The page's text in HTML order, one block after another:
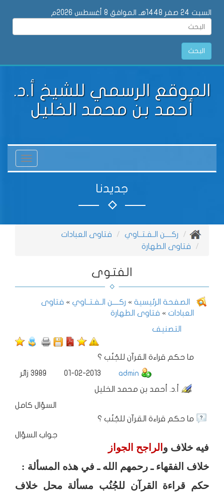
السبت 24 صفر 1448هـ الموافق 8 أغسطس 2026م
البحث
الموقع الرسمي للشيخ أ.د.
أحمد بن محمد الخليل
Toggle
جديدنا
ركــــن الـفـتــاوي
فتاوى العبادات
فتاوى الطهارة
الفتوى
الصفحة الرئيسية » ركــــن الـفـتــاوي » فتاوى
العبادات » فتاوى الطهارة
التصنيف
ما حكم قراءة القرآن للجُنُب ؟
3989 زائر 01-02-2013
admin
أ.د. أحمد بن محمد الخليل
السؤال كامل
ما حكم قراءة القرآن للجُنُب ؟
جواب السؤال
فيه خلاف و الراجح الجواز
خلاف الفقهاء ـ رحمهم الله ـ في هذه المسألة :
حكم قراءة القرآن للجُنُب مسألة محل خلاف